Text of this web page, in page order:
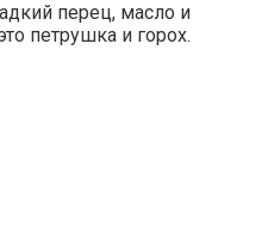
перец, масло и
петрушка и горох.